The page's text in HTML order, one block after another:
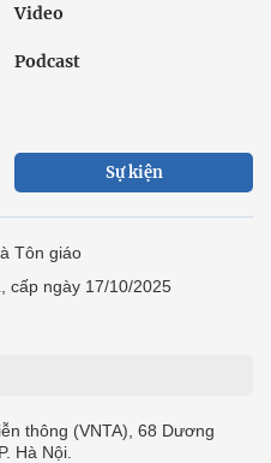
Video
Podcast
Sự kiện
Tôn giáo
cấp ngày 17/10/2025
thông (VNTA), 68 Dương
Hà Nội.